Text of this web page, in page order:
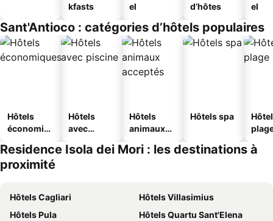
kfasts
el
d’hôtes
el
Sant'Antioco : catégories d’hôtels populaires
Hôtels
économiq
Hôtels
avec
Hôtels
animaux
Hôtels spa
Residence Isola dei Mori : les destinations à
proximité
Hôtels Cagliari
Hôtels Villasimius
Hôtels Pula
Hôtels Quartu Sant'Elena